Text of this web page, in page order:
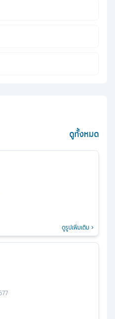
ดูทั้งหมด
ดูรูปเพิ่มเติม